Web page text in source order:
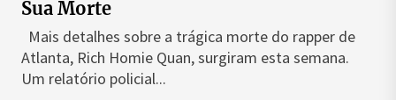
Sua Morte
Mais detalhes sobre a trágica morte do rapper de
Atlanta, Rich Homie Quan, surgiram esta semana.
Um relatório policial...